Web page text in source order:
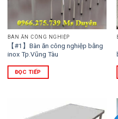
BÀN ĂN CÔNG NGHIỆP
【#1】Bàn ăn công nghiệp bằng
inox Tp.Vũng Tàu
ĐỌC TIẾP